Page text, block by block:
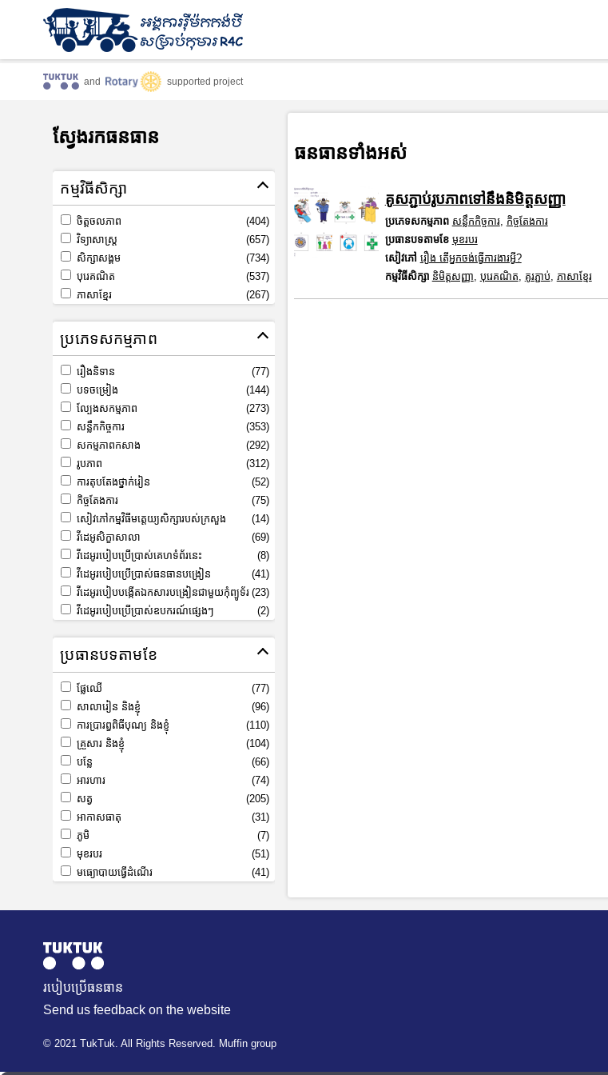
and supported project
ស្វែងរកធនធាន
កម្មវិធីសិក្សា
(404)
ចិត្តចលភាព
(657)
វិទ្យាសាស្រ្ត
(734)
សិក្សាសង្គម
(537)
បុរេគណិត
(267)
ភាសាខ្មែរ
ប្រភេទសកម្មភាព
(77)
រឿងនិទាន
(144)
បទចម្រៀង
(273)
ល្បែងសកម្មភាព
(353)
សន្លឹកកិច្ចការ
(292)
សកម្មភាពកសាង
(312)
រូបភាព
(52)
ការតុបតែងថ្នាក់រៀន
(75)
កិច្ចតែងការ
(14)
សៀវភៅកម្មវិធីមត្តេយ្យសិក្សារបស់ក្រសួង
(69)
វីដេអូសិក្ខាសាលា
(8)
វីដេអូរបៀបប្រើប្រាស់គេហទំព័រនេះ
(41)
វីដេអូរបៀបប្រើប្រាស់ធនធានបង្រៀន
(23)
វីដេអូរបៀបបង្កើតឯកសារបង្រៀនជាមួយកុំព្យូទ័រ
(2)
វីដេអូរបៀបប្រើប្រាស់ឧបករណ៍ផ្សេងៗ
ប្រធានបទតាមខែ
(77)
ផ្លែឈើ
(96)
សាលារៀន និងខ្ញុំ
(110)
ការប្រារព្ធពិធីបុណ្យ និងខ្ញុំ
(104)
គ្រួសារ និងខ្ញុំ
(66)
បន្លែ
(74)
អារហារ
(205)
សត្វ
(31)
អាកាសធាតុ
(7)
ភូមិ
(51)
មុខរបរ
(41)
មធ្យោបាយធ្វើដំណើរ
ធនធានទាំងអស់
គូសភ្ជាប់រូបភាពទៅនឹងនិមិត្តសញ្ញា
ប្រភេទសកម្មភាព សន្លឹកកិច្ចការ, កិច្ចតែងការ
ប្រធានបទតាមខែ មុខរបរ
សៀវភៅ រឿង តើអ្នកចង់ធ្វើការងារអ្វី?
កម្មវិធីសិក្សា និមិត្តសញ្ញា បុរេគណិត គូរភ្ជាប់, ភាសាខ្មែរ
របៀបប្រើធនធាន
Send us feedback on the website
© 2021 TukTuk. All Rights Reserved. Muffin group